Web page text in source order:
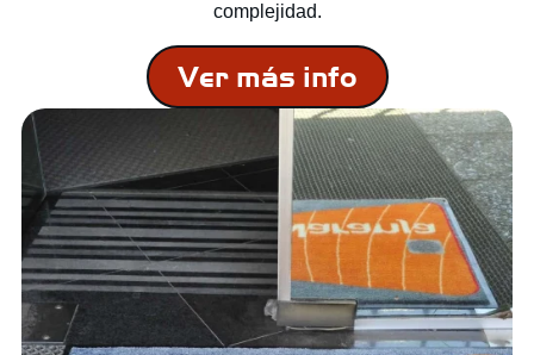
complejidad.
Ver más info